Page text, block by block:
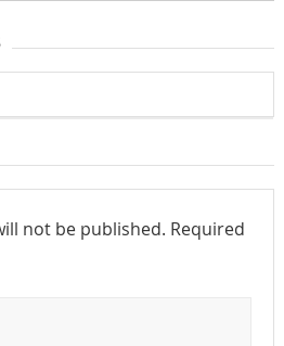
not be published. Required